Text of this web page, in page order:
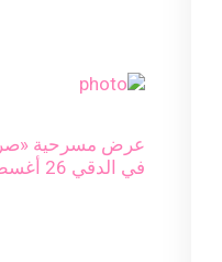
عرض مسرحية
في الدقي 26 أغسطس